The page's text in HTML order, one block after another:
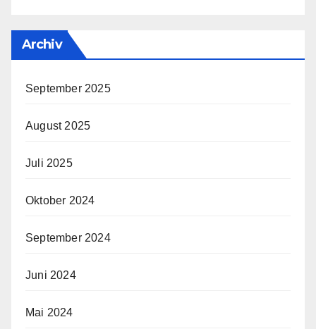
Archiv
September 2025
August 2025
Juli 2025
Oktober 2024
September 2024
Juni 2024
Mai 2024